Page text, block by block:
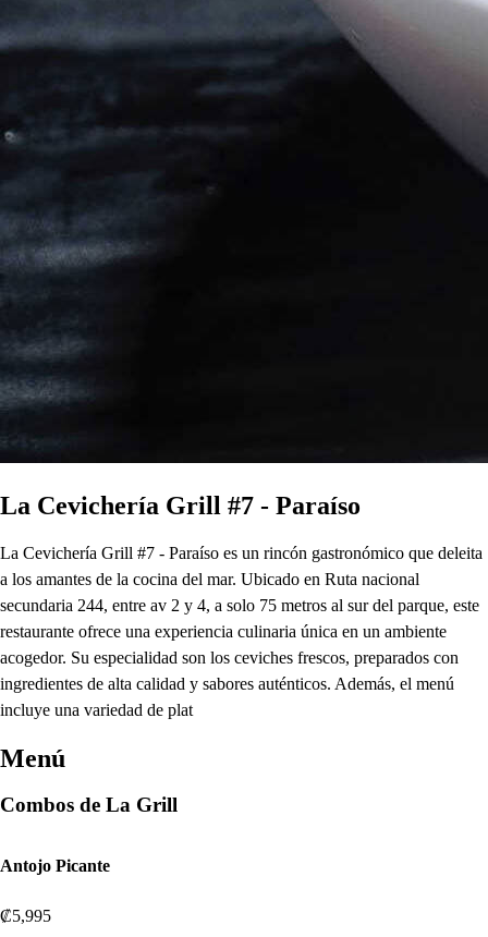
La Cevichería Grill #7 - Paraíso
La Cevichería Grill #7 - Paraíso es un rincón gastronómico que deleita
a los amantes de la cocina del mar. Ubicado en Ruta nacional
secundaria 244, entre av 2 y 4, a solo 75 metros al sur del parque, este
restaurante ofrece una experiencia culinaria única en un ambiente
acogedor. Su especialidad son los ceviches frescos, preparados con
ingredientes de alta calidad y sabores auténticos. Además, el menú
incluye una variedad de plat
Menú
Combos de La Grill
Antojo Picante
₡5,995